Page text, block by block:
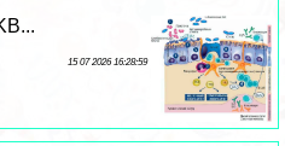
15 07 2026 16:28:59